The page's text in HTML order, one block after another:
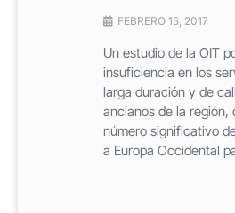
FEBRERO 15, 2017
Un estudio de la OIT
insuficiencia en los
larga duración y de
ancianos de la región,
número significativo
a Europa Occidental